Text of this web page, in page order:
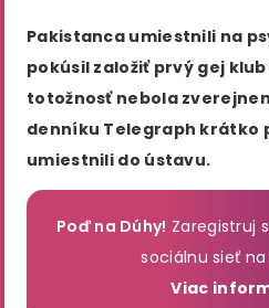
Pakistanca umiestnili na
pokúsil založiť prvý gej
totožnosť nebola
denníku Telegraph krátko
umiestnili do ústavu.
Poď na Dúhy! Zaregistruj
sociálnu sieť na
Viac